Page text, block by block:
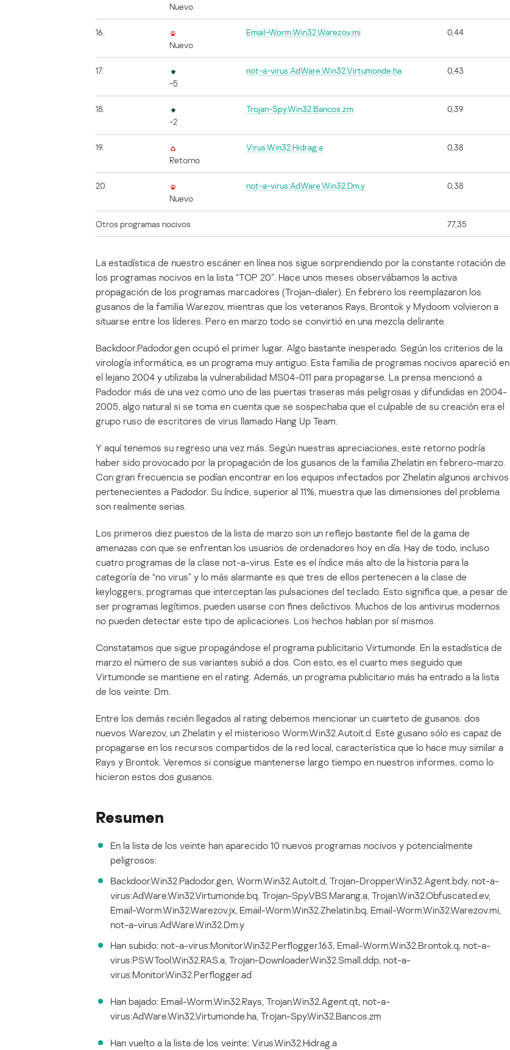
Nuevo
16.
Nuevo
Email-Worm.Win32.Warezov.mi 0,44
17.
-5
not-a-virus:AdWare.Win32.Virtumonde.ha 0,43
18.
-2
Trojan-Spy.Win32.Bancos.zm 0,39
19.
Retorno
Virus.Win32.Hidrag.a 0,38
20.
Nuevo
not-a-virus:AdWare.Win32.Dm.y 0,38
Otros programas nocivos 77,35
La estadística de nuestro escáner en línea nos sigue sorprendiendo por la constante rotación de
los programas nocivos en la lista “TOP 20”. Hace unos meses observábamos la activa
propagación de los programas marcadores (Trojan-dialer). En febrero los reemplazaron los
gusanos de la familia Warezov, mientras que los veteranos Rays, Brontok y Mydoom volvieron a
situarse entre los líderes. Pero en marzo todo se convirtió en una mezcla delirante.
Backdoor.Padodor.gen ocupó el primer lugar. Algo bastante inesperado. Según los criterios de la
virología informática, es un programa muy antiguo. Esta familia de programas nocivos apareció en
el lejano 2004 y utilizaba la vulnerabilidad MS04-011 para propagarse. La prensa mencionó a
Padodor más de una vez como uno de las puertas traseras más peligrosas y difundidas en 2004-
2005, algo natural si se toma en cuenta que se sospechaba que el culpable de su creación era el
grupo ruso de escritores de virus llamado Hang Up Team.
Y aquí tenemos su regreso una vez más. Según nuestras apreciaciones, este retorno podría
haber sido provocado por la propagación de los gusanos de la familia Zhelatin en febrero-marzo.
Con gran frecuencia se podían encontrar en los equipos infectados por Zhelatin algunos archivos
pertenecientes a Padodor. Su índice, superior al 11%, muestra que las dimensiones del problema
son realmente serias.
Los primeros diez puestos de la lista de marzo son un reflejo bastante fiel de la gama de
amenazas con que se enfrentan los usuarios de ordenadores hoy en día. Hay de todo, incluso
cuatro programas de la clase not-a-virus. Este es el índice más alto de la historia para la
categoría de “no virus” y lo más alarmante es que tres de ellos pertenecen a la clase de
keyloggers, programas que interceptan las pulsaciones del teclado. Esto significa que, a pesar de
ser programas legítimos, pueden usarse con fines delictivos. Muchos de los antivirus modernos
no pueden detectar este tipo de aplicaciones. Los hechos hablan por sí mismos.
Constatamos que sigue propagándose el programa publicitario Virtumonde. En la estadística de
marzo el número de sus variantes subió a dos. Con esto, es el cuarto mes seguido que
Virtumonde se mantiene en el rating. Además, un programa publicitario más ha entrado a la lista
de los veinte: Dm.
Entre los demás recién llegados al rating debemos mencionar un cuarteto de gusanos: dos
nuevos Warezov, un Zhelatin y el misterioso Worm.Win32.Autoit.d. Este gusano sólo es capaz de
propagarse en los recursos compartidos de la red local, característica que lo hace muy similar a
Rays y Brontok. Veremos si consigue mantenerse largo tiempo en nuestros informes, como lo
hicieron estos dos gusanos.
Resumen
En la lista de los veinte han aparecido 10 nuevos programas nocivos y potencialmente
peligrosos:
Backdoor.Win32.Padodor.gen, Worm.Win32.AutoIt.d, Trojan-Dropper.Win32.Agent.bdy, not-a-
virus:AdWare.Win32.Virtumonde.bq, Trojan-Spy.VBS.Marang.a, Trojan.Win32.Obfuscated.ev,
Email-Worm.Win32.Warezov.jx, Email-Worm.Win32.Zhelatin.bq, Email-Worm.Win32.Warezov.mi,
not-a-virus:AdWare.Win32.Dm.y
Han subido: not-a-virus:Monitor.Win32.Perflogger.163, Email-Worm.Win32.Brontok.q, not-a-
virus:PSWTool.Win32.RAS.a, Trojan-Downloader.Win32.Small.ddp, not-a-
virus:Monitor.Win32.Perflogger.ad
Han bajado: Email-Worm.Win32.Rays, Trojan.Win32.Agent.qt, not-a-
virus:AdWare.Win32.Virtumonde.ha, Trojan-Spy.Win32.Bancos.zm
Han vuelto a la lista de los veinte: Virus.Win32.Hidrag.a